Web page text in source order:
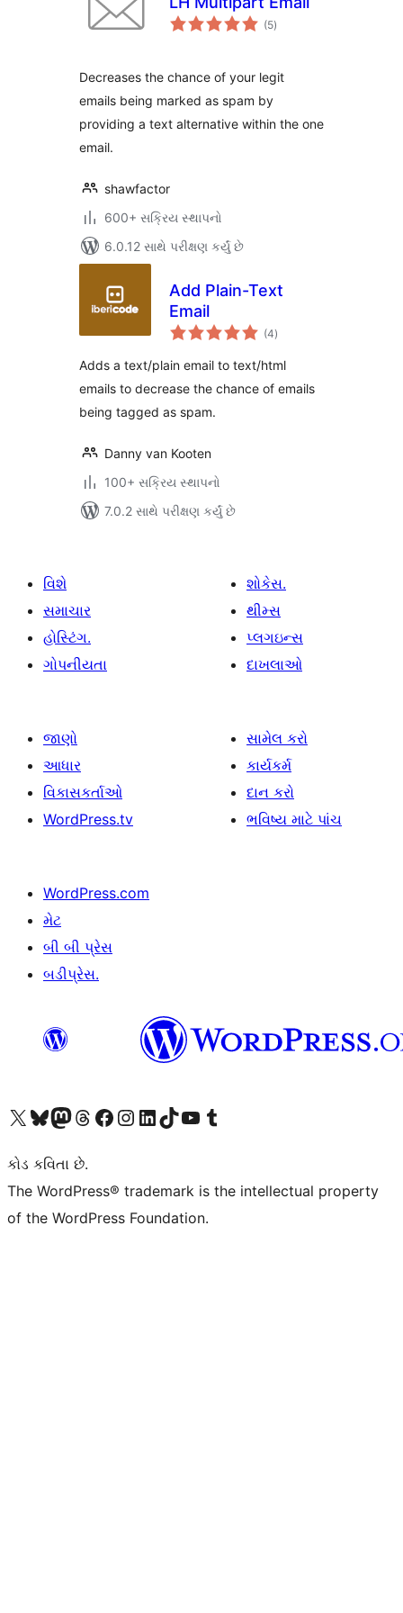
(5કુલ
રેટિંગ્સ
)
Decreases the chance of your legit
emails being marked as spam by
providing a text alternative within the one
email.
shawfactor
600+ સક્રિય સ્થાપનો
6.0.12 સાથે પરીક્ષણ કર્યું છે
Add Plain-Text
Email
(4કુલ
રેટિંગ્સ
)
Adds a text/plain email to text/html
emails to decrease the chance of emails
being tagged as spam.
Danny van Kooten
100+ સક્રિય સ્થાપનો
7.0.2 સાથે પરીક્ષણ કર્યું છે
વિશે
સમાચાર
હોસ્ટિંગ.
ગોપનીયતા
શોકેસ.
થીમ્સ
પ્લગઇન્સ
દાખલાઓ
જાણો
આધાર
વિકાસકર્તાઓ
WordPress.tv
સામેલ કરો
કાર્યકર્મ
દાન કરો
ભવિષ્ય માટે પાંચ
WordPress.com
મેટ
બી બી પ્રેસ
બડીપ્રેસ.
અમારા X (અગાઉ ટ્વિટર) એકાઉન્ટની મુલાકાત લોઅમારા Bluesky એકાઉન્ટની મુલાકાત લોઅમારા માસ્ટોડોન એકાઉન્ટની મુલાકાત લોઅમારા Threads એકાઉન્ટની મુલાકાત લો અમારા ફેસબુક પેજની મુલાકાત લોઅમારા ઇન્સ્ટાગ્રામ એકાઉન્ટની મુલાકાત લો અમારા LinkedIn એકાઉન્ટની મુલાકાત લોઅમારા TikTok એકાઉન્ટની મુલાકાત લોઅમારી YouTube ચેનલની મુલાકાત લો અમારા Tumblr એકાઉન્ટની મુલાકાત લો
કોડ કવિતા છે.
The WordPress® trademark is the intellectual property
of the WordPress Foundation.